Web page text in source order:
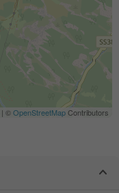
| ©OpenStreetMapContributors